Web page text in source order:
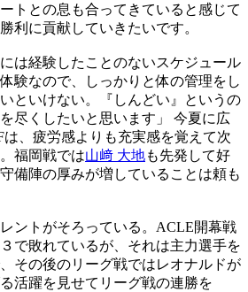
トとの息も合ってきていると感じて
利に貢献していきたいです。
は経験したことのないスケジュール
験なので、しっかりと体の管理をし
といけない。『しんどい』というの
尽くしたいと思います」 今夏に広
、疲労感よりも充実感を覚えて次
福岡戦では山﨑 大地も先発して好
備陣の厚みが増していることは頼も
ントがそろっている。ACLE開幕戦
で敗れているが、それは主力選手を
その後のリーグ戦ではレオナルドが
活躍を見せてリーグ戦の連勝を